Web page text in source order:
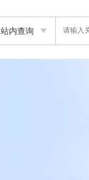
站内查询